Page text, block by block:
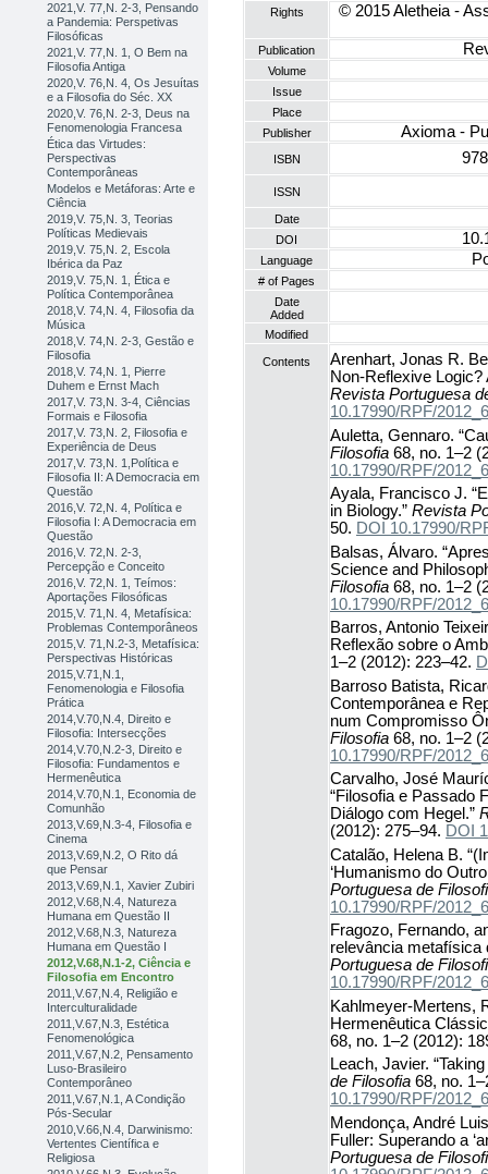
2021,V. 77,N. 2-3, Pensando
a Pandemia: Perspetivas
Filosóficas
2021,V. 77,N. 1, O Bem na
Filosofia Antiga
2020,V. 76,N. 4, Os Jesuítas
e a Filosofia do Séc. XX
2020,V. 76,N. 2-3, Deus na
Fenomenologia Francesa
Ética das Virtudes:
Perspectivas
Contemporâneas
Modelos e Metáforas: Arte e
Ciência
2019,V. 75,N. 3, Teorias
Políticas Medievais
2019,V. 75,N. 2, Escola
Ibérica da Paz
2019,V. 75,N. 1, Ética e
Política Contemporânea
2018,V. 74,N. 4, Filosofia da
Música
2018,V. 74,N. 2-3, Gestão e
Filosofia
2018,V. 74,N. 1, Pierre
Duhem e Ernst Mach
2017,V. 73,N. 3-4, Ciências
Formais e Filosofia
2017,V. 73,N. 2, Filosofia e
Experiência de Deus
2017,V. 73,N. 1,Política e
Filosofia II: A Democracia em
Questão
2016,V. 72,N. 4, Política e
Filosofia I: A Democracia em
Questão
2016,V. 72,N. 2-3,
Percepção e Conceito
2016,V. 72,N. 1, Teímos:
Aportações Filosóficas
2015,V. 71,N. 4, Metafísica:
Problemas Contemporâneos
2015,V. 71,N.2-3, Metafísica:
Perspectivas Históricas
2015,V.71,N.1,
Fenomenologia e Filosofia
Prática
2014,V.70,N.4, Direito e
Filosofia: Intersecções
2014,V.70,N.2-3, Direito e
Filosofia: Fundamentos e
Hermenêutica
2014,V.70,N.1, Economia de
Comunhão
2013,V.69,N.3-4, Filosofia e
Cinema
2013,V.69,N.2, O Rito dá
que Pensar
2013,V.69,N.1, Xavier Zubiri
2012,V.68,N.4, Natureza
Humana em Questão II
2012,V.68,N.3, Natureza
Humana em Questão I
2012,V.68,N.1-2, Ciência e
Filosofia em Encontro
2011,V.67,N.4, Religião e
Interculturalidade
2011,V.67,N.3, Estética
Fenomenológica
2011,V.67,N.2, Pensamento
Luso-Brasileiro
Contemporâneo
2011,V.67,N.1, A Condição
Pós-Secular
2010,V.66,N.4, Darwinismo:
Vertentes Científica e
Religiosa
Rights
© 2015 Aletheia -
Publication
Volume
Issue
Place
Publisher
Axioma -
ISBN
ISSN
Date
DOI
Language
# of Pages
Date
Added
Modified
Contents
Arenhart, Jonas R.
Non-Reflexive Logic?
Revista Portuguesa
10.17990/RPF/
Auletta, Gennaro.
Filosofia 68, no. 1–2
10.17990/RPF/
Ayala, Francisco J.
in Biology.” Revista
50. DOI 10.17990/
Balsas, Álvaro.
Science and
Filosofia 68, no. 1–2
10.17990/RPF/
Barros, Antonio
Reflexão sobre o
1–2 (2012): 223–42.
Barroso Batista,
Contemporânea e
num Compromisso
Filosofia 68, no. 1–2
10.17990/RPF/
Carvalho, José
“Filosofia e Passado
Diálogo com Hegel.”
(2012): 275–94. DOI
Catalão, Helena B.
‘Humanismo do
Portuguesa de
10.17990/RPF/
Fragozo, Fernando,
relevância metafísica
Portuguesa de
10.17990/RPF/
Kahlmeyer-Mertens,
Hermenêutica
68, no. 1–2 (2012):
Leach, Javier.
de Filosofia 68, no.
10.17990/RPF/
Mendonça, André
Fuller: Superando a
Portuguesa de